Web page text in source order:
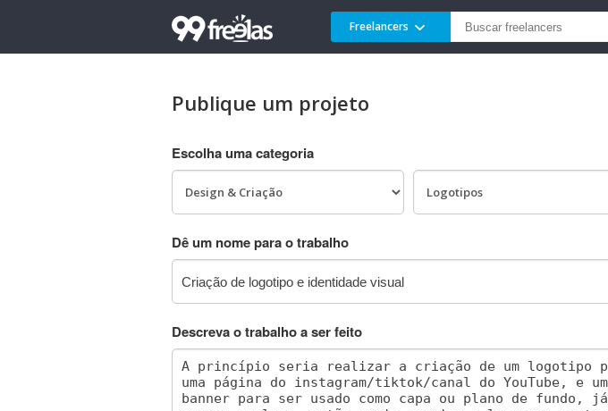
Freelancers
Publique um projeto
Escolha uma categoria
Dê um nome para o trabalho
Descreva o trabalho a ser feito